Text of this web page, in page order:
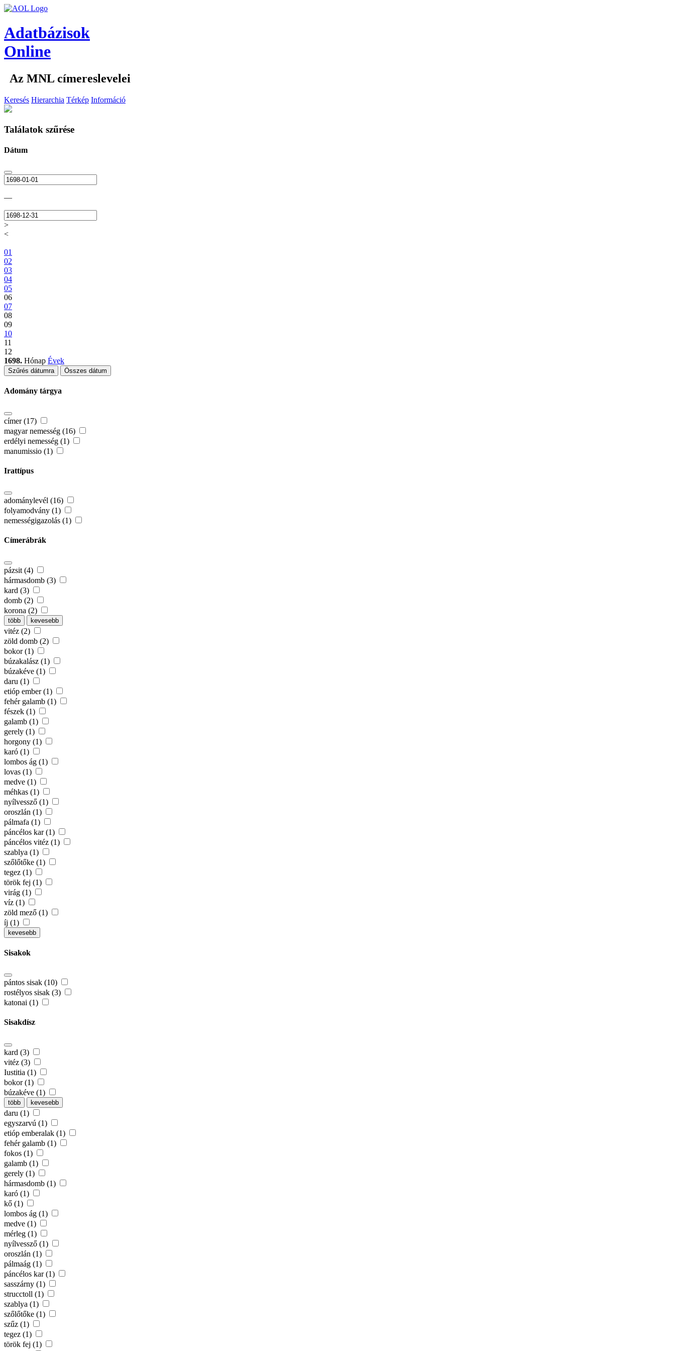
Adatbázisok
Online
Az MNL címereslevelei
Keresés Hierarchia Térkép Információ
Találatok szűrése
Dátum
—
>
<
01
02
03
04
05
06
07
08
09
10
11
12
1698. Hónap Évek
Szűrés dátumra Összes dátum
Adomány tárgya
címer (17)
magyar nemesség (16)
erdélyi nemesség (1)
manumissio (1)
Irattípus
adománylevél (16)
folyamodvány (1)
nemességigazolás (1)
Címerábrák
pázsit (4)
hármasdomb (3)
kard (3)
domb (2)
korona (2)
több kevesebb
vitéz (2)
zöld domb (2)
bokor (1)
búzakalász (1)
búzakéve (1)
daru (1)
etióp ember (1)
fehér galamb (1)
fészek (1)
galamb (1)
gerely (1)
horgony (1)
karó (1)
lombos ág (1)
lovas (1)
medve (1)
méhkas (1)
nyílvessző (1)
oroszlán (1)
pálmafa (1)
páncélos kar (1)
páncélos vitéz (1)
szablya (1)
szőlőtőke (1)
tegez (1)
török fej (1)
virág (1)
víz (1)
zöld mező (1)
íj (1)
kevesebb
Sisakok
pántos sisak (10)
rostélyos sisak (3)
katonai (1)
Sisakdísz
kard (3)
vitéz (3)
Iustitia (1)
bokor (1)
búzakéve (1)
több kevesebb
daru (1)
egyszarvú (1)
etióp emberalak (1)
fehér galamb (1)
fokos (1)
galamb (1)
gerely (1)
hármasdomb (1)
karó (1)
kő (1)
lombos ág (1)
medve (1)
mérleg (1)
nyílvessző (1)
oroszlán (1)
pálmaág (1)
páncélos kar (1)
sasszárny (1)
strucctoll (1)
szablya (1)
szőlőtőke (1)
szűz (1)
tegez (1)
török fej (1)